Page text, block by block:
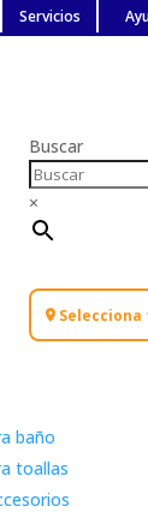
Servicios
baño
toallas
Buscar
×